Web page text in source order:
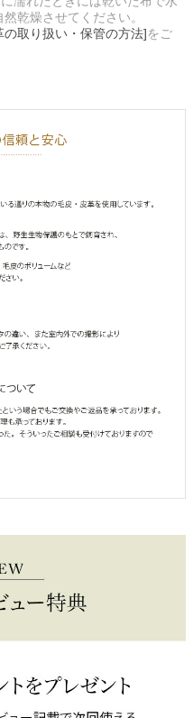
乾燥させてください。
の取り扱い・保管の方法]をご